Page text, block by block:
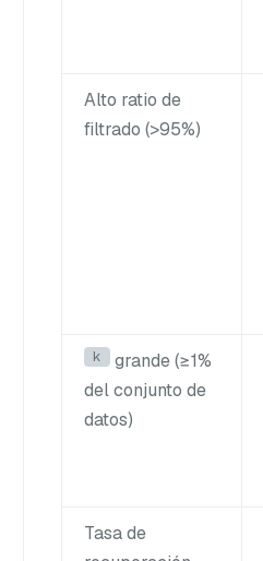
Alto ratio de
filtrado (>95%)
k
grande (≥1%
del conjunto de
datos)
Tasa de